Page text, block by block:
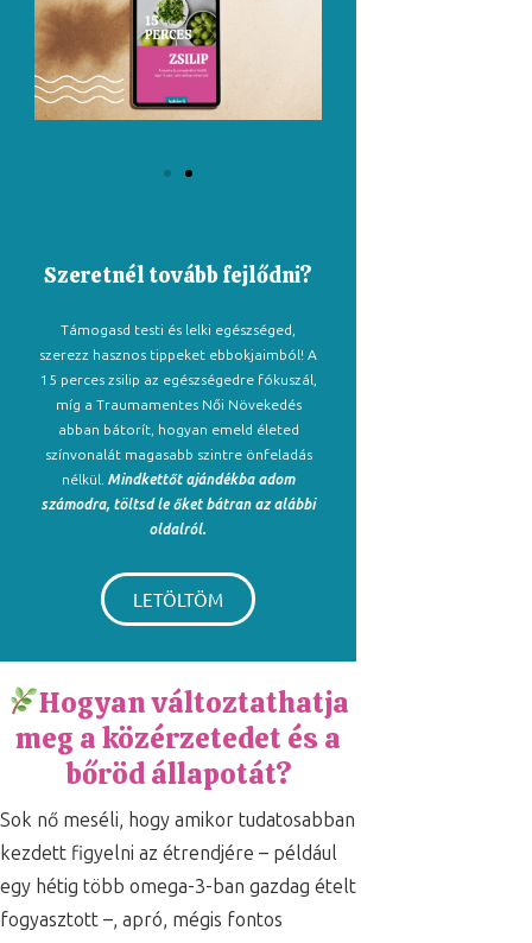
Szeretnél tovább fejlődni?
Támogasd testi és lelki egészséged,
szerezz hasznos tippeket ebbokjaimból! A
15 perces zsilip az egészségedre fókuszál,
míg a Traumamentes Női Növekedés
abban bátorít, hogyan emeld életed
színvonalát magasabb szintre önfeladás
nélkül. Mindkettőt ajándékba adom
számodra, töltsd le őket bátran az alábbi
oldalról.
LETÖLTÖM
Hogyan változtathatja
meg a közérzetedet és a
bőröd állapotát?
Sok nő meséli, hogy amikor tudatosabban
kezdett figyelni az étrendjére – például
egy hétig több omega-3-ban gazdag ételt
fogyasztott –, apró, mégis fontos